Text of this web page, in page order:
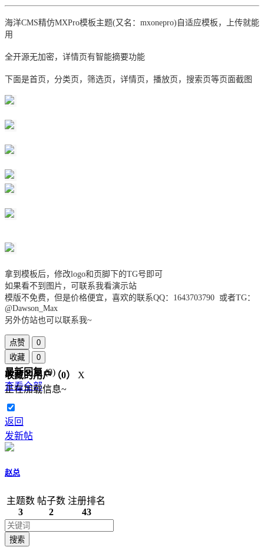
海洋CMS精仿MXPro模板主题(又名：mxonepro)自适应模板，上传就能
用
全开源无加密，详情页有智能摘要功能
下面是首页，分类页，筛选页，详情页，播放页，搜索页等页面截图
拿到模板后，修改logo和页脚下的TG号即可
如果看不到图片，可联系我看演示站
模版不免费，但是价格便宜，喜欢的联系QQ：1643703790 或者TG：
@Dawson_Max
另外仿站也可以联系我~
点赞
0
收藏
0
收藏的用户（0）
X
正在加载信息~
最新回复(0)
查看全部
返回
发新帖
赵总
主题数
3
帖子数
2
注册排名
43
搜索